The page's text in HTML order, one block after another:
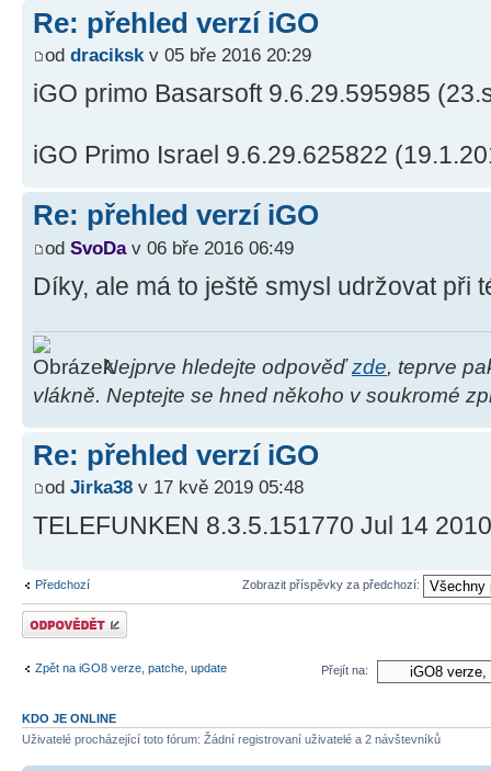
Re: přehled verzí iGO
od dracikskv 05 bře 2016 20:29
iGO primo Basarsoft 9.6.29.595985
iGO Primo Israel 9.6.29.625822
Re: přehled verzí iGO
od SvoDav 06 bře 2016 06:49
Díky, ale má to ještě smysl udržovat při
Nejprve hledejte odpověďzde, teprve
vlákně. Neptejte se hned někoho v soukromé
Re: přehled verzí iGO
od Jirka38 v 17 kvě 2019 05:48
TELEFUNKEN 8.3.5.151770 Jul 14 2010
Předchozí Zobrazit příspěvky za předchozí:
Odeslat odpověď
Zpět na iGO8 verze, patche, update Přejít na:
KDO JE ONLINE
Uživatelé procházející toto fórum: Žádní registrovaní uživatelé a 2 návštevníků